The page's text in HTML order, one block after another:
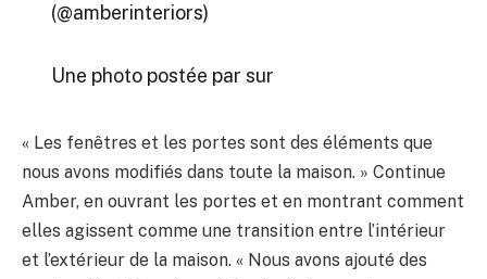
(@amberinteriors)
Une photo postée par sur
« Les fenêtres et les portes sont des éléments que
nous avons modifiés dans toute la maison. » Continue
Amber, en ouvrant les portes et en montrant comment
elles agissent comme une transition entre l’intérieur
et l’extérieur de la maison. « Nous avons ajouté des